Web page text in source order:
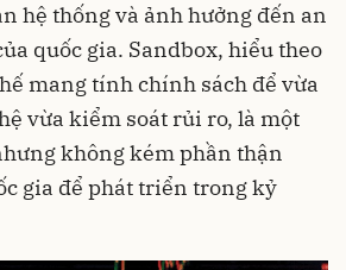
hệ thống và ảnh hưởng đến an
quốc gia. Sandbox, hiểu theo
mang tính chính sách để vừa
vừa kiểm soát rủi ro, là một
không kém phần thận
gia để phát triển trong kỷ